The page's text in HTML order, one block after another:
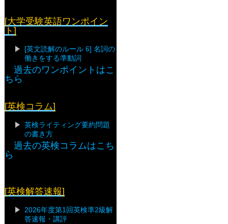
[大学受験英語ワンポイン
ト]
[英文読解のルール 6] 名詞の
働きをする準動詞
過去のワンポイントはこ
ちら
[英検コラム]
英検ライティング要約問題
の書き方
過去の英検コラムはこち
ら
[英検解答速報]
2026年度第1回英検準2級解
答速報・講評